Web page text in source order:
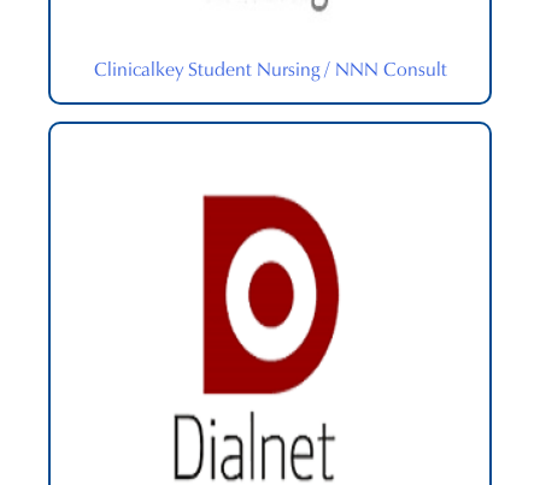
Clinicalkey Student Nursing / NNN Consult